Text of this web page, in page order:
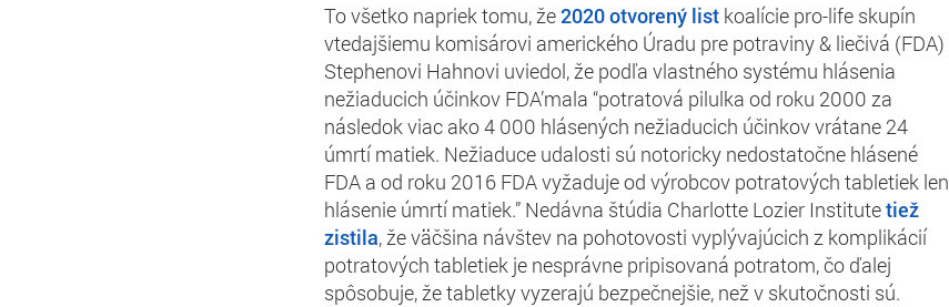
To všetko napriek tomu, že2020 otvorený list koalície pro-life skupín
vtedajšiemu komisárovi amerického Úradu pre potraviny & liečivá (FDA)
Stephenovi Hahnovi uviedol, že podľa vlastného systému hlásenia
nežiaducich účinkov FDA’mala “potratová pilulka od roku 2000 za
následok viac ako 4 000 hlásených nežiaducich účinkov vrátane 24
úmrtí matiek. Nežiaduce udalosti sú notoricky nedostatočne hlásené
FDA a od roku 2016 FDA vyžaduje od výrobcov potratových tabletiek len
hlásenie úmrtí matiek.” Nedávna štúdia Charlotte Lozier Institutetiež
zistila, že väčšina návštev na pohotovosti vyplývajúcich z komplikácií
potratových tabletiek je nesprávne pripisovaná potratom, čo ďalej
spôsobuje, že tabletky vyzerajú bezpečnejšie, než v skutočnosti sú.